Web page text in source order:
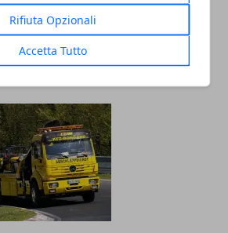
Rifiuta Opzionali
Accetta Tutto
suggestive per il
a Roma